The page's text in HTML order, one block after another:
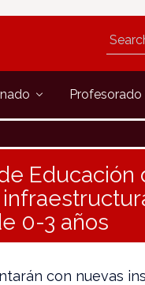
Profesorado
Educación
0-3 años
con nuevas